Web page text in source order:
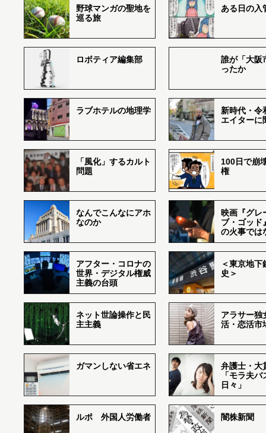
野球マンガの聖地を
巡る旅
ある日の入
ロボティア編集部
誰が「大阪
ったか
ラブホテルの地理学
新時代・令
エイターに
「風化」するカルト
問題
100日で崩
権
なんでこんなにアホ
なのか
映画『グレ
ブ・ゴッド
の火事では
アフター・コロナの
世界・デジタル権威
主義の台頭
＜東京地下
史＞
ネット世論操作と民
主主義
アラサー独
活・恋活市
ガマンしない省エネ
弁護士・大
「モラ夫
日々」
ルポ 外国人労働者 闇株新聞